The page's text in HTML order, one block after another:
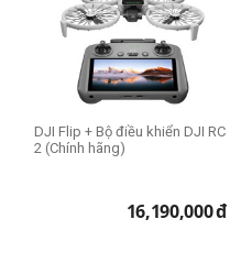
Người mới chơi
Bán chuyên
Chuyên nghiệp
Màu
Gold / Silver / Space
DJI Flip + Bộ điều khiển DJI RC
2 (Chính hãng)
16,190,000đ